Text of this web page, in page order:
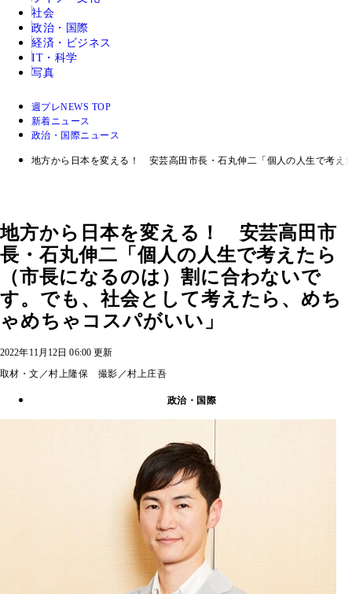
社会
政治・国際
経済・ビジネス
IT・科学
写真
週プレNEWS TOP
新着ニュース
政治・国際ニュース
地方から日本を変える！ 安芸高田市長・石丸伸二「個人の人生で考え
地方から日本を変える！ 安芸高田市
長・石丸伸二「個人の人生で考えたら
（市長になるのは）割に合わないで
す。でも、社会として考えたら、めち
ゃめちゃコスパがいい」
2022年11月12日 06:00 更新
取材・文／村上隆保 撮影／村上庄吾
政治・国際